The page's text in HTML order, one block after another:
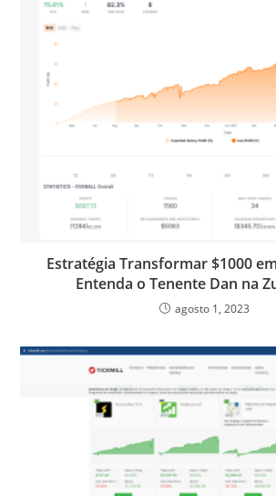
Estratégia Transformar $1000
Entenda o Tenente Dan na
agosto 1, 2023